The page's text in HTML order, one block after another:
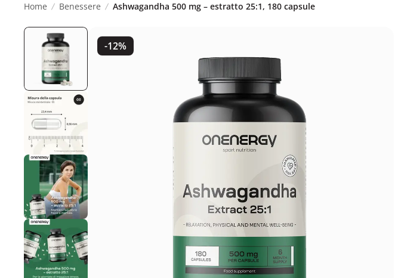
Home Benessere Ashwagandha 500 mg – estratto 25:1, 180 capsule
-12%